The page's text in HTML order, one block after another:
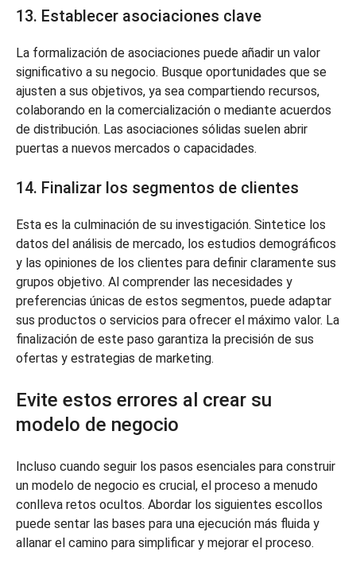
13. Establecer asociaciones clave
La formalización de asociaciones puede añadir un valor
significativo a su negocio. Busque oportunidades que se
ajusten a sus objetivos, ya sea compartiendo recursos,
colaborando en la comercialización o mediante acuerdos
de distribución. Las asociaciones sólidas suelen abrir
puertas a nuevos mercados o capacidades.
14. Finalizar los segmentos de clientes
Esta es la culminación de su investigación. Sintetice los
datos del análisis de mercado, los estudios demográficos
y las opiniones de los clientes para definir claramente sus
grupos objetivo. Al comprender las necesidades y
preferencias únicas de estos segmentos, puede adaptar
sus productos o servicios para ofrecer el máximo valor. La
finalización de este paso garantiza la precisión de sus
ofertas y estrategias de marketing.
Evite estos errores al crear su
modelo de negocio
Incluso cuando seguir los pasos esenciales para construir
un modelo de negocio es crucial, el proceso a menudo
conlleva retos ocultos. Abordar los siguientes escollos
puede sentar las bases para una ejecución más fluida y
allanar el camino para simplificar y mejorar el proceso.